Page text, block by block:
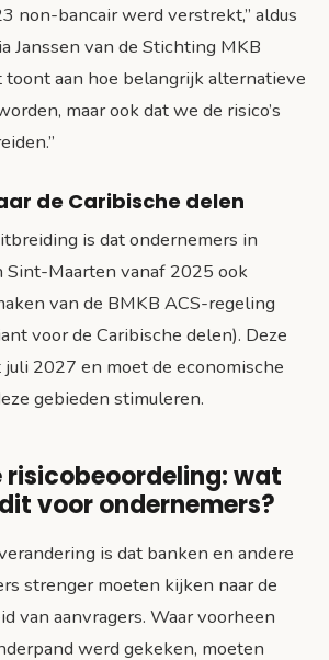
non-bancair werd verstrekt,” aldus
Janssen van de Stichting MKB
toont aan hoe belangrijk alternatieve
maar ook dat we de risico’s
de Caribische delen
is dat ondernemers in
Sint-Maarten vanaf 2025 ook
van de BMKB ACS-regeling
voor de Caribische delen). Deze
2027 en moet de economische
gebieden stimuleren.
risicobeoordeling: wat
voor ondernemers?
is dat banken en andere
strenger moeten kijken naar de
van aanvragers. Waar voorheen
werd gekeken, moeten